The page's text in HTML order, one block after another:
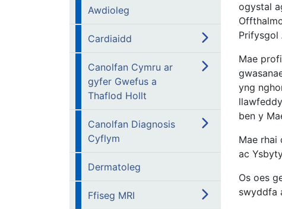
Awdioleg
Cardiaidd
Canolfan Cymru ar
gyfer Gwefus a
Thaflod Hollt
Canolfan Diagnosis
Cyflym
Dermatoleg
Ffiseg MRI
ogystal
Prifysgol
Mae
yng
ben y
Mae rhai
ac
Os oes
swyddfa